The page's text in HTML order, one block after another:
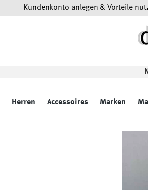
Kundenkonto anlegen & Vorteile
Herren Accessoires Marken